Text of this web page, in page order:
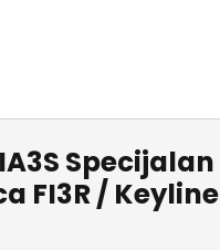
Specijalan
FI3R / Keyline